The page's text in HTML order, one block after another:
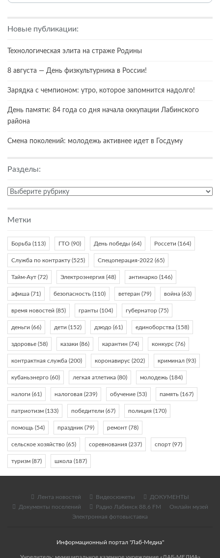
Новые публикации:
Технологическая элита на страже Родины
8 августа — День физкультурника в России!
Зарядка с чемпионом: утро, которое запомнится надолго!
День памяти: 84 года со дня начала оккупации Лабинского
района
Смена поколений: молодежь активнее идет в Госдуму
Разделы:
Разделы:
Метки
Борьба (113) ГТО (90) День победы (64) Россети (164)
Служба по контракту (525) Спецоперация-2022 (65)
Тайм-Аут (72) Электроэнергия (48) антинарко (146)
афиша (71) безопасность (110) ветеран (79) война (63)
время новостей (85) гранты (104) губернатор (75)
деньги (66) дети (152) дзюдо (61) единоборства (158)
здоровье (58) казаки (86) карантин (74) конкурс (76)
контрактная служба (200) коронавирус (202) криминал (93)
кубаньэнерго (60) легкая атлетика (80) молодежь (184)
налоги (61) налоговая (239) обучение (53) память (167)
патриотизм (133) победители (67) полиция (170)
помощь (54) праздник (79) ремонт (78)
сельское хозяйство (65) соревнования (237) спорт (97)
туризм (87) школа (187)
Лента новостей Видеосюжеты
ДОКУМЕНТЫ
Документы поселений
Радио Лабинск 88,6 FM
Онлайн музей
Электронная фотовыставка
Информационный портал "Лаб-Медиа"